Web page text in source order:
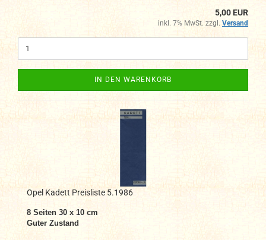
5,00 EUR
inkl. 7% MwSt. zzgl. Versand
IN DEN WARENKORB
Opel Kadett Preisliste 5.1986
8 Seiten 30 x 10 cm
Guter Zustand